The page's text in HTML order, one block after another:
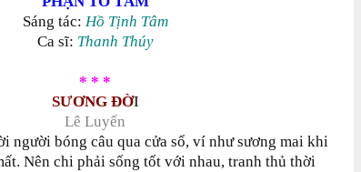
Sáng tác: Hồ Tịnh Tâm
Ca sĩ: Thanh Thúy
* * *
SƯƠNG ĐỜI
Lê Luyến
người bóng câu qua cửa sổ, ví như sương mai khi
Nên chi phải sống tốt với nhau, tranh thủ thời